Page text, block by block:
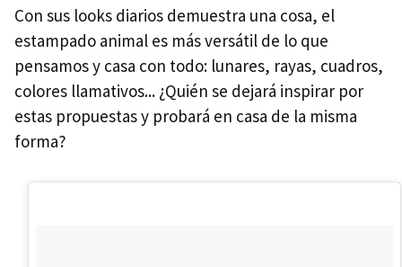
Con sus looks diarios demuestra una cosa, el
estampado animal es más versátil de lo que
pensamos y casa con todo: lunares, rayas, cuadros,
colores llamativos... ¿Quién se dejará inspirar por
estas propuestas y probará en casa de la misma
forma?